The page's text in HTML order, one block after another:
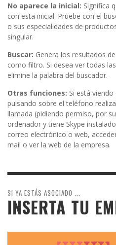
No aparece la inicial: Significa
con esta inicial. Pruebe con el
o sus especialidades de
singular.
Buscar: Genera los resultados
como filtro. Si desea ver todas
elimine la palabra del buscador.
Otras funciones: Si está
pulsando sobre el teléfono
llamada (pidiendo permiso, por
ordenador y tiene Skype
correo electrónico o web,
mail o ver la web de la empresa.
SI YA ESTÁS ASOCIADO ...
INSERTA TU